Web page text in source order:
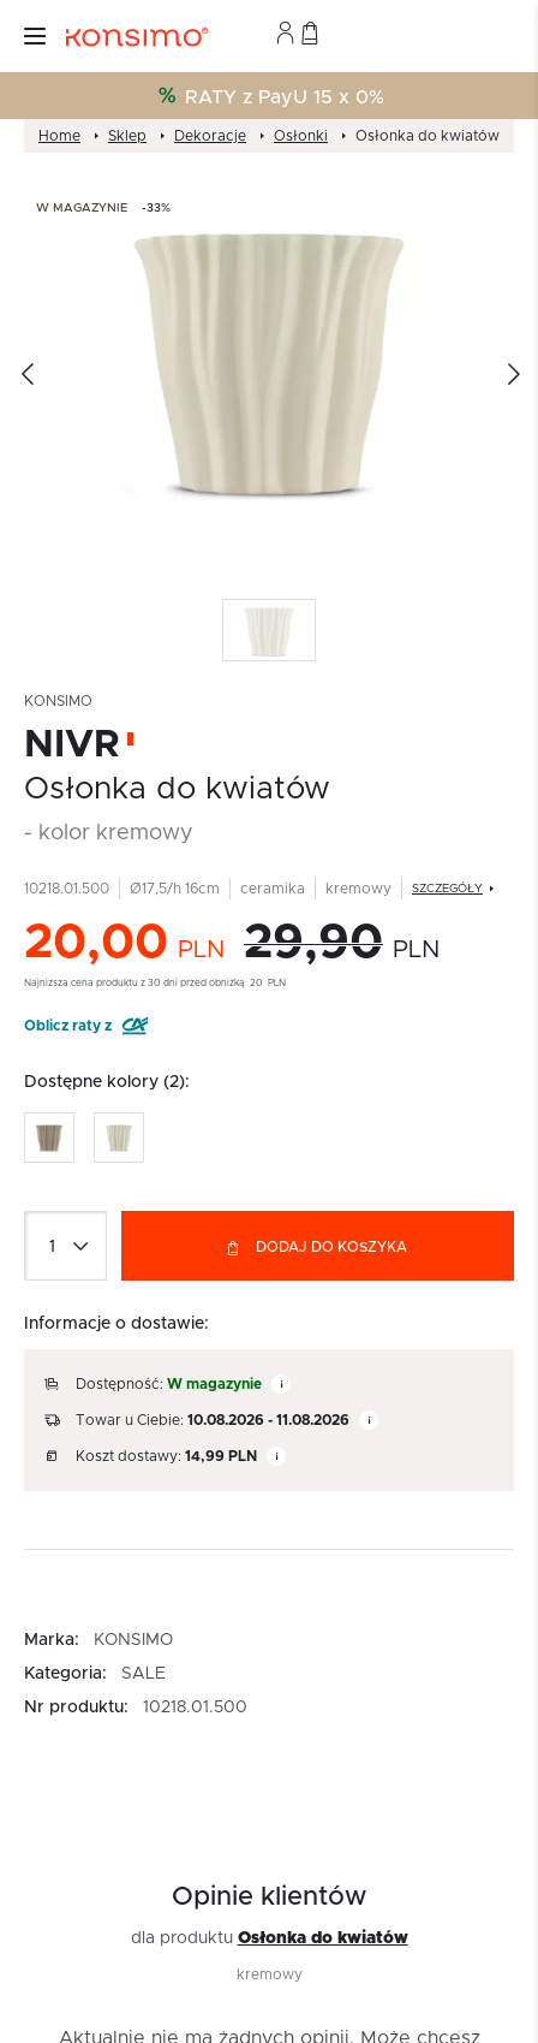
RATY z PayU 15 x 0%
Home Sklep Dekoracje Osłonki Osłonka do kwiatów
W MAGAZYNIE -33%
KONSIMO
NIVR
Osłonka do kwiatów
- kolor kremowy
10218.01.500 Ø17,5/h 16cm ceramika kremowy SZCZEGÓŁY
20,00 PLN 29,90 PLN
Najnizsza cena produktu z 30 dni przed obniżką: 20 PLN
Oblicz raty z
Dostępne kolory (2):
DODAJ DO KOSZYKA
Informacje o dostawie:
Dostępność: W magazynie
Towar u Ciebie: 10.08.2026 - 11.08.2026
Koszt dostawy: 14,99 PLN
Marka:
KONSIMO
Kategoria:
SALE
Nr produktu:
10218.01.500
Opinie klientów
dla produktu Osłonka do kwiatów
kremowy
Aktualnie nie ma żadnych opinii. Może chcesz